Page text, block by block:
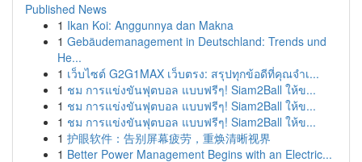
Published News
1 Ikan Koi: Anggunnya dan Makna
1 Gebäudemanagement in Deutschland: Trends und
He...
1 เว็บไซต์ G2G1MAX เว็บตรง: สรุปทุกข้อดีที่คุณจำเ...
1 ชม การแข่งขันฟุตบอล แบบฟรีๆ! Siam2Ball ให้ข...
1 ชม การแข่งขันฟุตบอล แบบฟรีๆ! Siam2Ball ให้ข...
1 ชม การแข่งขันฟุตบอล แบบฟรีๆ! Siam2Ball ให้ข...
1 护眼软件：告别屏幕疲劳，重焕清晰视界
1 Better Power Management Begins with an Electric...